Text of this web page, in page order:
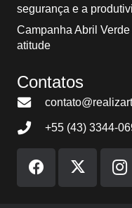
segurança e a
Campanha Abril
atitude
Contatos
+55 (43) 3344-